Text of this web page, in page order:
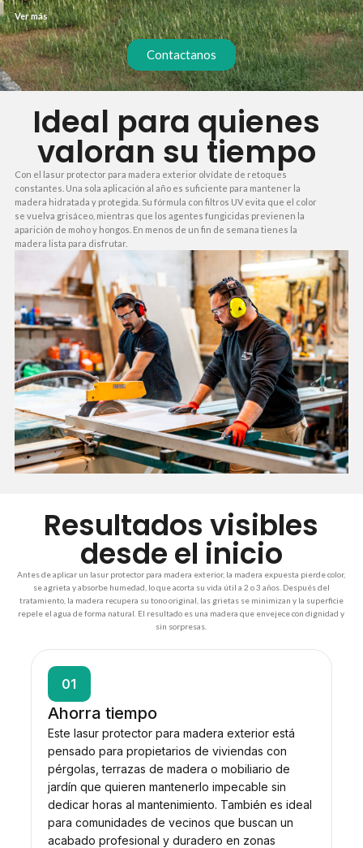
confusiones y aceleramos tu camino hacia resultados tangibles y duraderos.
Ver más
Contactanos
Ideal para quienes
valoran su tiempo
Con el lasur protector para madera exterior olvídate de retoques
constantes. Una sola aplicación al año es suficiente para mantener la
madera hidratada y protegida. Su fórmula con filtros UV evita que el color
se vuelva grisáceo, mientras que los agentes fungicidas previenen la
aparición de moho y hongos. En menos de un fin de semana tienes la
madera lista para disfrutar.
Resultados visibles
desde el inicio
Antes de aplicar un lasur protector para madera exterior, la madera expuesta pierde color,
se agrieta y absorbe humedad, lo que acorta su vida útil a 2 o 3 años. Después del
tratamiento, la madera recupera su tono original, las grietas se minimizan y la superficie
repele el agua de forma natural. El resultado es una madera que envejece con dignidad y
sin sorpresas.
01
Ahorra tiempo
Este lasur protector para madera exterior está
pensado para propietarios de viviendas con
pérgolas, terrazas de madera o mobiliario de
jardín que quieren mantenerlo impecable sin
dedicar horas al mantenimiento. También es ideal
para comunidades de vecinos que buscan un
acabado profesional y duradero en zonas